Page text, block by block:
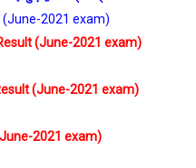
(June-2021 exam)
(June-2021 exam)
(June-2021 exam)
2021 exam)